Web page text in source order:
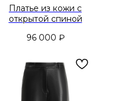
Платье из кожи с
открытой спиной
96 000 ₽